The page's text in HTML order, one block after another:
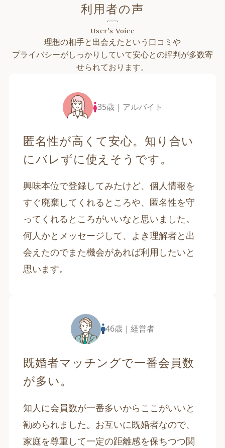
利用者の声
User’s Voice
理想の相手と出会えたという口コミや
プライバシーがしっかりしていて安心との評判が多数寄
せられております。
35歳｜アルバイト
匿名性が高くて安心。知り合い
にバレずに使えそうです。
興味本位で登録してみたけど、個人情報を
すぐ廃棄してくれるところや、匿名性を守
ってくれるところがいいなと思いました。
何人かとメッセージして、よき理解者と出
会えたのでまた機会があれば利用したいと
思います。
46歳｜経営者
既婚者マッチングで一番会員数
が多い。
知人に会員数が一番多いからここがいいと
勧められました。お互いに既婚者なので、
家庭を尊重して一定の距離感を保ちつつ関